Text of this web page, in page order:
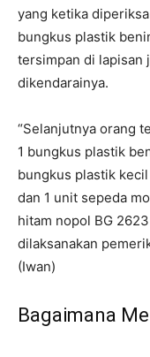
yang ketika
bungkus plastik
tersimpan di lapisan
dikendarainya.
“Selanjutnya orang
1 bungkus plastik
bungkus plastik
dan 1 unit sepeda
hitam nopol BG
dilaksanakan
(Iwan)
Bagaimana